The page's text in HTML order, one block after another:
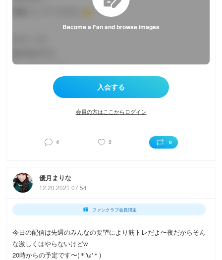
Become a Fan and browse images
会員の方はここからログイン
4 2 0
優月まりな
12.20.2021 07:54
ファンクラブ会員限定
今日の配信は先週のみんなの要望により筋トレだよ〜夜だからそん
な激しくはやらないけどw
20時からの予定です〜(＊'ω'＊)